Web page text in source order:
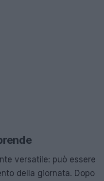
versatile: può essere
della giornata. Dopo